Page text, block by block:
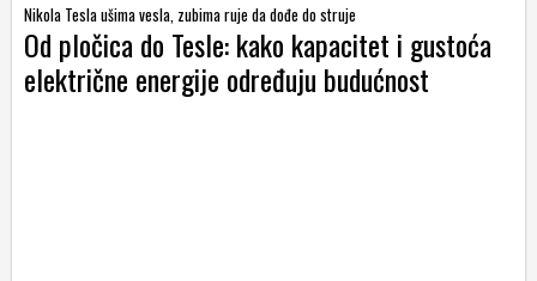
Nikola Tesla ušima vesla, zubima ruje da dođe do struje
Od pločica do Tesle: kako kapacitet i gustoća
električne energije određuju budućnost